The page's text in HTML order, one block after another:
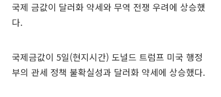
국제 금값이 달러화 약세와 무역 전쟁 우려에 상승했
다.
국제금값이 5일(현지시간) 도널드 트럼프 미국 행정
부의 관세 정책 불확실성과 달러화 약세에 상승했다.